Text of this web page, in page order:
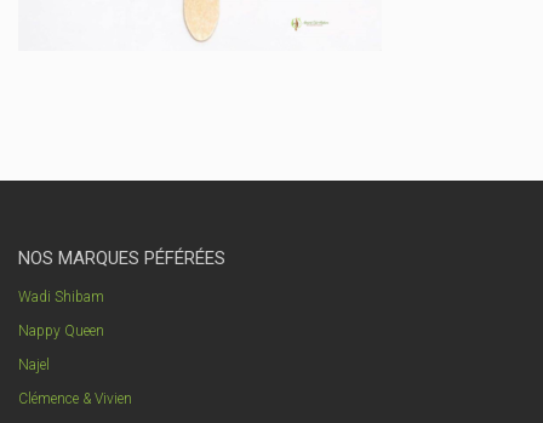
NOS MARQUES PÉFÉRÉES
Wadi Shibam
Nappy Queen
Najel
Clémence & Vivien